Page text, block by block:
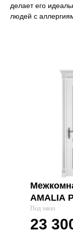
делает его
людей с
AMALIA
CLOUD
Под заказ
23